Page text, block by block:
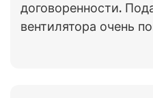
договоренности.
вентилятора очень